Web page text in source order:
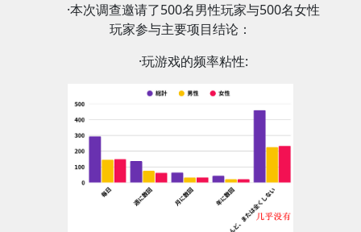
·本次调查邀请了500名男性玩家与500名女性
玩家参与主要项目结论：
·玩游戏的频率粘性: